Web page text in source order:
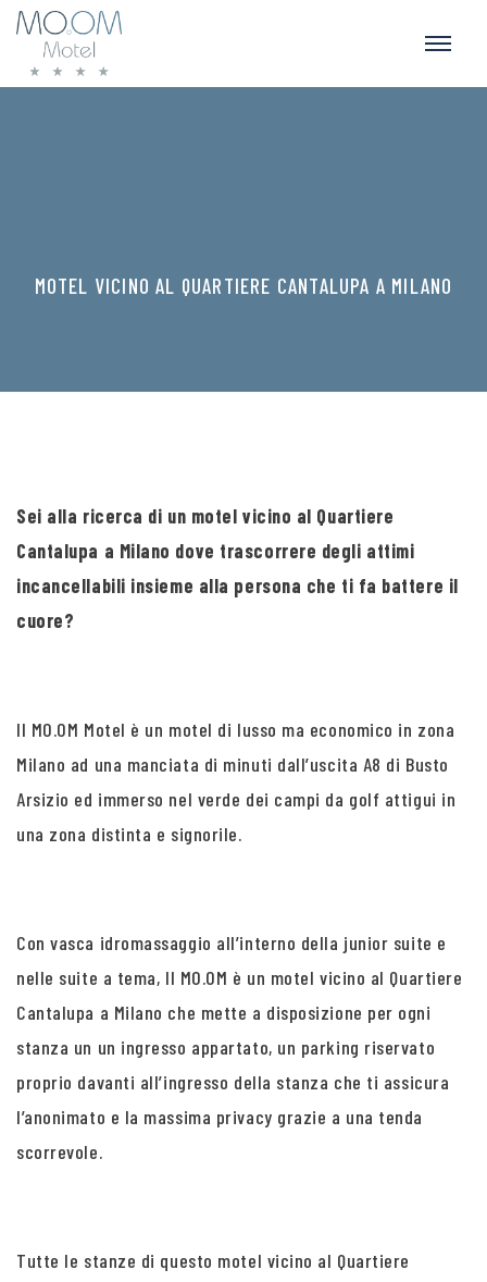
MOTEL VICINO AL QUARTIERE CANTALUPA A MILANO
Sei alla ricerca di un motel vicino al Quartiere
Cantalupa a Milano dove trascorrere degli attimi
incancellabili insieme alla persona che ti fa battere il
cuore?
Il MO.OM Motel è un motel di lusso ma economico in zona
Milano ad una manciata di minuti dall’uscita A8 di Busto
Arsizio ed immerso nel verde dei campi da golf attigui in
una zona distinta e signorile.
Con vasca idromassaggio all’interno della junior suite e
nelle suite a tema, Il MO.OM è un motel vicino al Quartiere
Cantalupa a Milano che mette a disposizione per ogni
stanza un un ingresso appartato, un parking riservato
proprio davanti all’ingresso della stanza che ti assicura
l’anonimato e la massima privacy grazie a una tenda
scorrevole.
Tutte le stanze di questo motel vicino al Quartiere